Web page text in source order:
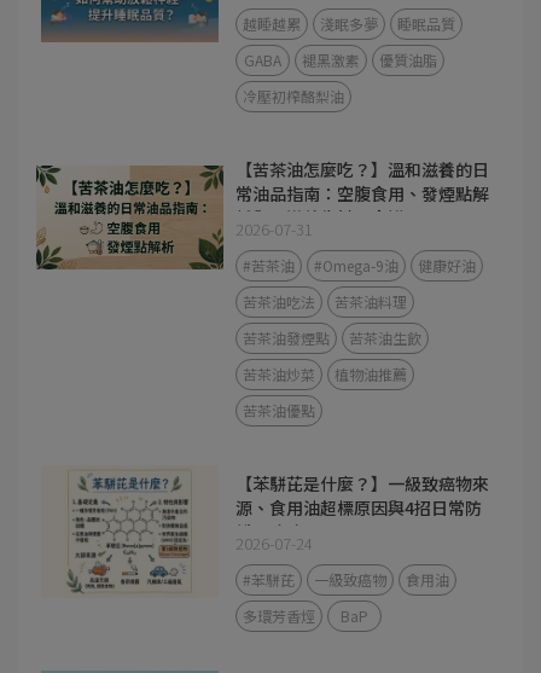
越睡越累 淺眠多夢
睡眠品質
GABA
褪黑激素
優質油脂
冷壓初榨酪梨油
【苦茶油怎麼吃？】溫和滋養的日
常油品指南：空腹食用、發煙點解
析與 3 道養生料理食譜
2026-07-31
#苦茶油 #Omega-9油
健康好油
苦茶油吃法
苦茶油料理
苦茶油發煙點
苦茶油生飲
苦茶油炒菜
植物油推薦
苦茶油優點
【苯駢芘是什麼？】一級致癌物來
源、食用油超標原因與4招日常防
護全攻略
2026-07-24
#苯駢芘 一級致癌物
食用油
多環芳香烴
BaP